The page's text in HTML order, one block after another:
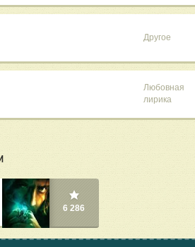
Другое
Любовная
лирика
6 286